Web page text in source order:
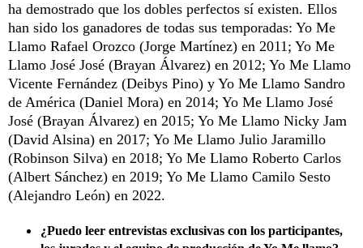
ha demostrado que los dobles perfectos sí existen. Ellos
han sido los ganadores de todas sus temporadas: Yo Me
Llamo Rafael Orozco (Jorge Martínez) en 2011; Yo Me
Llamo José José (Brayan Álvarez) en 2012; Yo Me Llamo
Vicente Fernández (Deibys Pino) y Yo Me Llamo Sandro
de América (Daniel Mora) en 2014; Yo Me Llamo José
José (Brayan Álvarez) en 2015; Yo Me Llamo Nicky Jam
(David Alsina) en 2017; Yo Me Llamo Julio Jaramillo
(Robinson Silva) en 2018; Yo Me Llamo Roberto Carlos
(Albert Sánchez) en 2019; Yo Me Llamo Camilo Sesto
(Alejandro León) en 2022.
¿Puedo leer entrevistas exclusivas con los participantes,